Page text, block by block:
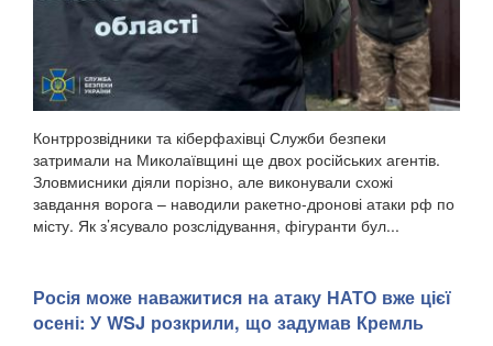
Контррозвідники та кіберфахівці Служби безпеки
затримали на Миколаївщині ще двох російських агентів.
Зловмисники діяли порізно, але виконували схожі
завдання ворога – наводили ракетно-дронові атаки рф по
місту. Як з’ясувало розслідування, фігуранти бул...
Росія може наважитися на атаку НАТО вже цієї
осені: У WSJ розкрили, що задумав Кремль